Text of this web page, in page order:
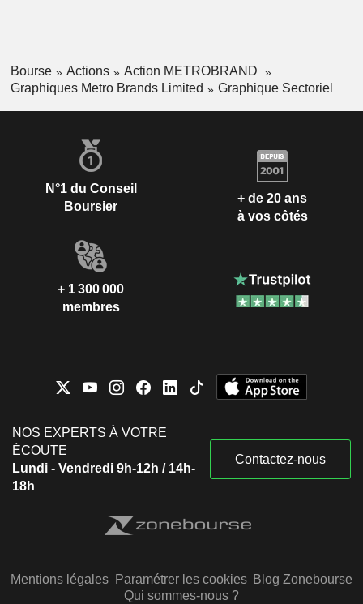
Bourse Actions
Action METROBRAND
Graphiques Metro Brands Limited
Graphique Sectoriel
N°1 du Conseil
Boursier
+ de 20 ans
à vos côtés
+ 1 300 000
membres
NOS EXPERTS À VOTRE
ÉCOUTE
Lundi - Vendredi 9h-12h / 14h-
18h
Contactez-nous
Mentions légales Paramétrer les cookies Blog Zonebourse
Qui sommes-nous ?